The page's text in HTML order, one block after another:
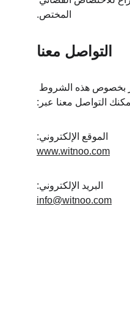
المختص.
التواصل معنا
بخصوص هذه الشروط
التواصل معنا عبر:
الموقع الإلكتروني:
www.witnoo.com
البريد الإلكتروني:
info@witnoo.com